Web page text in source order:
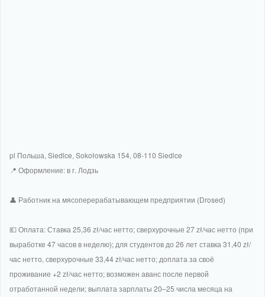
pl Польша, Siedlce, Sokołowska 154, 08-110 Siedlce
📍 Оформление: в г. Лодзь
👤 Работник на мясоперерабатывающем предприятии (Drosed)
💶 Оплата: Ставка 25,36 zł/час нетто; сверхурочные 27 zł/час нетто (при
выработке 47 часов в неделю); для студентов до 26 лет ставка 31,40 zł/
час нетто, сверхурочные 33,44 zł/час нетто; доплата за своё
проживание +2 zł/час нетто; возможен аванс после первой
отработанной недели; выплата зарплаты 20–25 числа месяца на